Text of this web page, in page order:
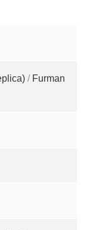
/ Furman